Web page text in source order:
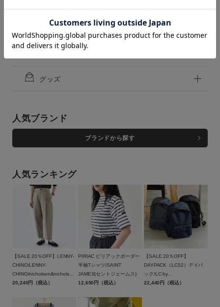
価格
セール価格 WEB限定
在庫
在庫あり 在庫なし含む
f
残りわずか
カートに入れる
f
残りわずか
カートに入れる
グッズ
人気ブランド
ブランドから探す
人気ランキング
【SALE 20％OFF】LENNY-
CHINO/LENNY-
CHINO/nicholson&nicholson
（ニコルソンアンドニコルソ
20,240円（税込）
PIRIAC ピリアックボーダー
半袖Tシャツ/SAINT
JAMES(セントジェームス)
12,650円（税込）
【SALE 20％OFF】
DAYPACK（LC02）デイパ
ック/LC by
LOWERCASE（エルシー バ
22,440円（税込）